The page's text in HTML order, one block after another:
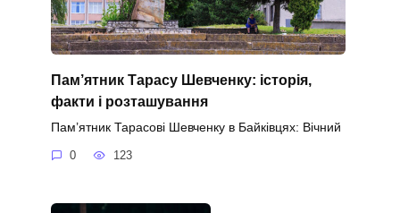
Пам’ятник Тарасу Шевченку: історія,
факти і розташування
Пам’ятник Тарасові Шевченку в Байківцях: Вічний
0 123